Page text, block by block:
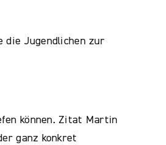
die Jugendlichen zur
können. Zitat Martin
ganz konkret